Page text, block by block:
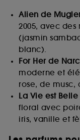
Alien de
2005, avec
(jasmin
blanc).
For Her de
moderne et
rose, de musc,
La Vie est
floral avec
iris, vanille et